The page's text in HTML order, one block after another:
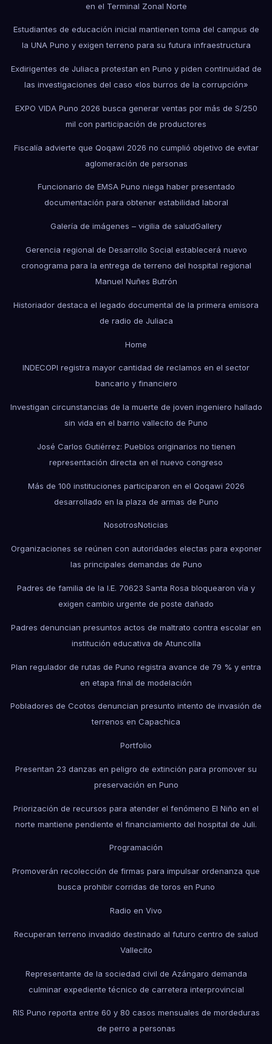
en el Terminal Zonal Norte
Estudiantes de educación inicial mantienen toma del campus de
la UNA Puno y exigen terreno para su futura infraestructura
Exdirigentes de Juliaca protestan en Puno y piden continuidad de
las investigaciones del caso «los burros de la corrupción»
EXPO VIDA Puno 2026 busca generar ventas por más de S/250
mil con participación de productores
Fiscalía advierte que Qoqawi 2026 no cumplió objetivo de evitar
aglomeración de personas
Funcionario de EMSA Puno niega haber presentado
documentación para obtener estabilidad laboral
Galería de imágenes – vigilia de saludGallery
Gerencia regional de Desarrollo Social establecerá nuevo
cronograma para la entrega de terreno del hospital regional
Manuel Nuñes Butrón
Historiador destaca el legado documental de la primera emisora
de radio de Juliaca
Home
INDECOPI registra mayor cantidad de reclamos en el sector
bancario y financiero
Investigan circunstancias de la muerte de joven ingeniero hallado
sin vida en el barrio vallecito de Puno
José Carlos Gutiérrez: Pueblos originarios no tienen
representación directa en el nuevo congreso
Más de 100 instituciones participaron en el Qoqawi 2026
desarrollado en la plaza de armas de Puno
NosotrosNoticias
Organizaciones se reúnen con autoridades electas para exponer
las principales demandas de Puno
Padres de familia de la I.E. 70623 Santa Rosa bloquearon vía y
exigen cambio urgente de poste dañado
Padres denuncian presuntos actos de maltrato contra escolar en
institución educativa de Atuncolla
Plan regulador de rutas de Puno registra avance de 79 % y entra
en etapa final de modelación
Pobladores de Ccotos denuncian presunto intento de invasión de
terrenos en Capachica
Portfolio
Presentan 23 danzas en peligro de extinción para promover su
preservación en Puno
Priorización de recursos para atender el fenómeno El Niño en el
norte mantiene pendiente el financiamiento del hospital de Juli.
Programación
Promoverán recolección de firmas para impulsar ordenanza que
busca prohibir corridas de toros en Puno
Radio en Vivo
Recuperan terreno invadido destinado al futuro centro de salud
Vallecito
Representante de la sociedad civil de Azángaro demanda
culminar expediente técnico de carretera interprovincial
RIS Puno reporta entre 60 y 80 casos mensuales de mordeduras
de perro a personas